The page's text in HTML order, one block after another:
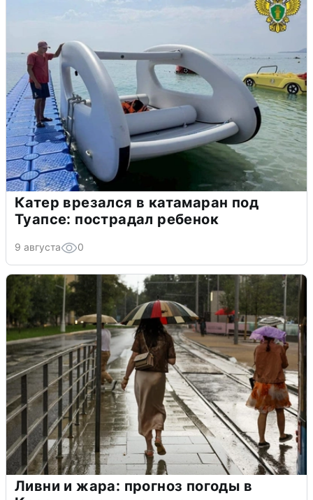
Катер врезался в катамаран под
Туапсе: пострадал ребенок
9 августа 0
Ливни и жара: прогноз погоды в